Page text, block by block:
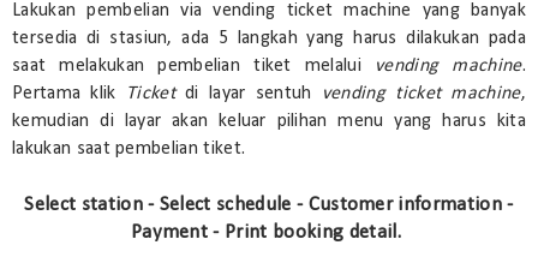
Lakukan pembelian via vending ticket machine yang banyak
tersedia di stasiun, ada 5 langkah yang harus dilakukan pada
saat melakukan pembelian tiket melalui
vending machine.
Pertama klik
Ticketdi layar sentuh vending ticket machine,
kemudian di layar akan keluar pilihan menu yang harus kita
lakukan saat pembelian tiket.
Select station - Select schedule - Customer information -
Payment - Print booking detail.